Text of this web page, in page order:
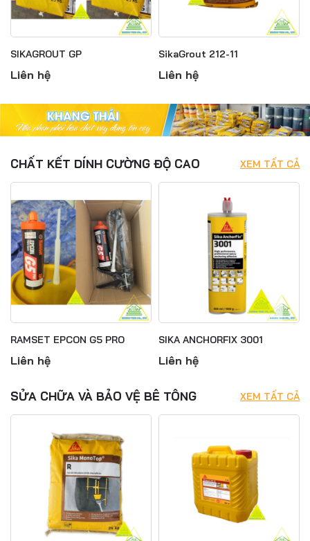
SIKAGROUT GP
Liên hệ
SikaGrout 212-11
Liên hệ
CHẤT KẾT DÍNH CƯỜNG ĐỘ CAO XEM TẤT CẢ
RAMSET EPCON G5 PRO
Liên hệ
SIKA ANCHORFIX 3001
Liên hệ
SỬA CHỮA VÀ BẢO VỆ BÊ TÔNG XEM TẤT CẢ